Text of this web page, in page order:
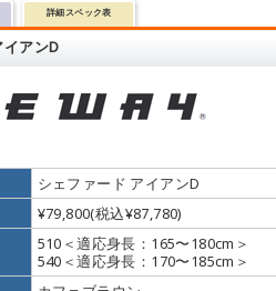
詳細スペック表
アンD
シェファード アイアンD
¥79,800(税込¥87,780)
510＜適応身長：165〜180cm＞
540＜適応身長：170〜185cm＞